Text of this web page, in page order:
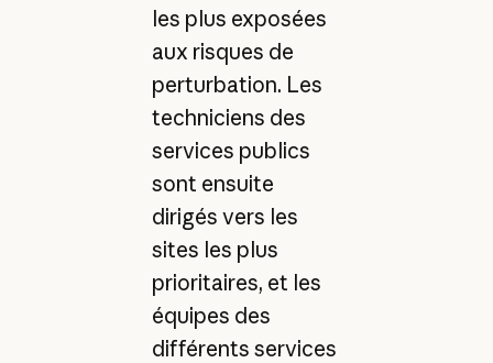
les plus exposées
aux risques de
perturbation. Les
techniciens des
services publics
sont ensuite
dirigés vers les
sites les plus
prioritaires, et les
équipes des
différents services